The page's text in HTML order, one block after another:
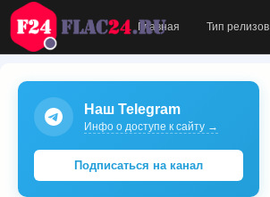
Главная Тип релизов
Наш Telegram
Инфо о доступе к сайту →
Подписаться на канал